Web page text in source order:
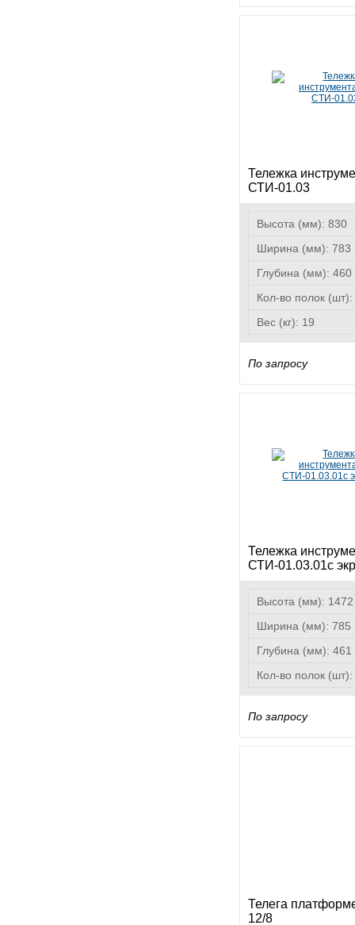
Тележка
СТИ-01.03
Высота (мм): 830
Ширина (мм): 783
Глубина (мм): 460
Кол-во полок (шт):
Вес (кг): 19
По запросу
Тележка
СТИ-01.03.01с
Высота (мм): 1472
Ширина (мм): 785
Глубина (мм): 461
Кол-во полок (шт):
По запросу
Телега
12/8